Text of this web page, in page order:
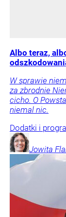
Albo teraz,
W sprawie
za zbrodnie
cicho. O
niemal nic.
Dodatki i
Jowita